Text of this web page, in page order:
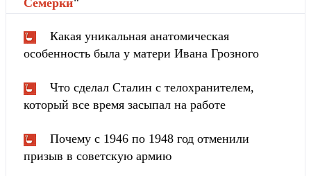
Какая уникальная анатомическая
особенность была у матери Ивана Грозного
Что сделал Сталин с телохранителем,
который все время засыпал на работе
Почему с 1946 по 1948 год отменили
призыв в советскую армию